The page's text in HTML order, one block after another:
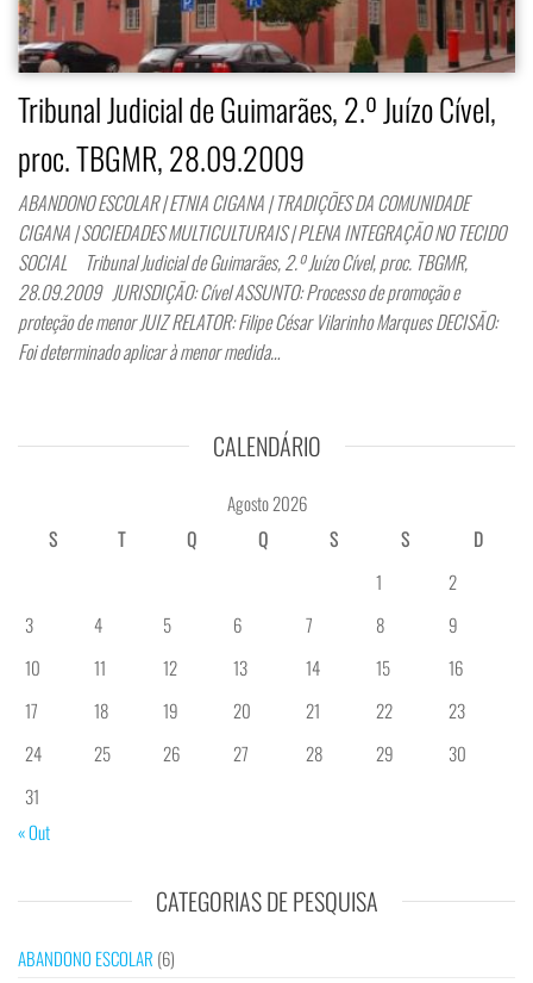
Tribunal Judicial de Guimarães, 2.º Juízo Cível,
proc. TBGMR, 28.09.2009
ABANDONO ESCOLAR | ETNIA CIGANA | TRADIÇÕES DA COMUNIDADE
CIGANA | SOCIEDADES MULTICULTURAIS | PLENA INTEGRAÇÃO NO TECIDO
SOCIAL Tribunal Judicial de Guimarães, 2.º Juízo Cível, proc. TBGMR,
28.09.2009 JURISDIÇÃO: Cível ASSUNTO: Processo de promoção e
proteção de menor JUIZ RELATOR: Filipe César Vilarinho Marques DECISÃO:
Foi determinado aplicar à menor medida…
CALENDÁRIO
Agosto 2026
S
T Q Q S S
D
1
2
3
4 5 6 7 8
9
10
11 12 13 14 15
16
17
18 19 20 21 22
23
24
25 26 27 28 29
30
31
« Out
CATEGORIAS DE PESQUISA
ABANDONO ESCOLAR (6)